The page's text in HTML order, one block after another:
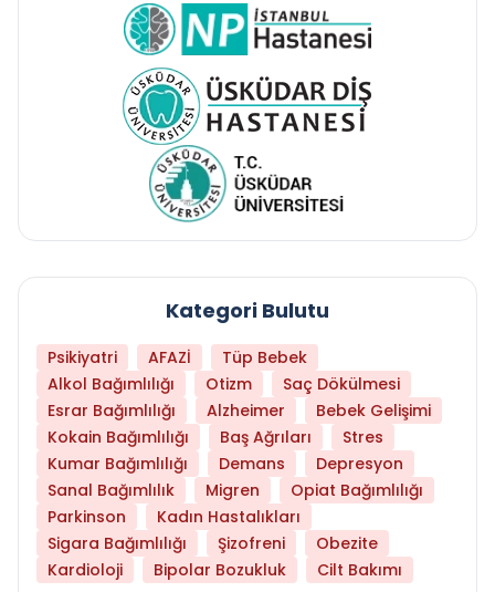
Kategori Bulutu
Psikiyatri AFAZİ
Tüp Bebek
Alkol Bağımlılığı
Otizm
Saç Dökülmesi
Esrar Bağımlılığı
Alzheimer
Bebek Gelişimi
Kokain Bağımlılığı
Baş Ağrıları
Stres
Kumar Bağımlılığı
Demans
Depresyon
Sanal Bağımlılık
Migren
Opiat Bağımlılığı
Parkinson
Kadın Hastalıkları
Sigara Bağımlılığı
Şizofreni
Obezite
Kardioloji
Bipolar Bozukluk Cilt Bakımı